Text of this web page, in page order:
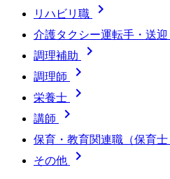
リハビリ職 
介護タクシー運転手・送迎
調理補助 
調理師 
栄養士 
講師 
保育・教育関連職（保育
その他
